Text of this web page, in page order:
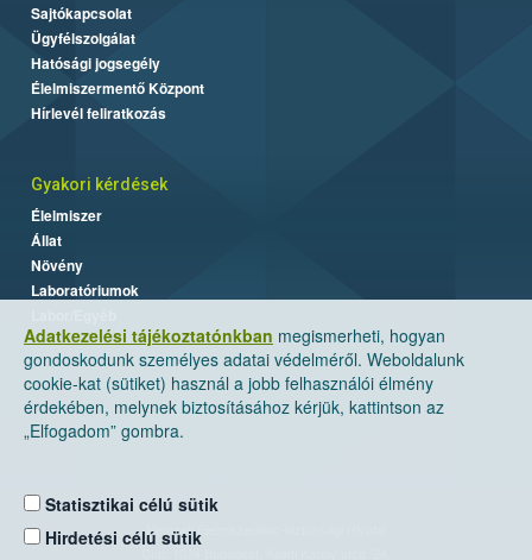
Adatkezelési tájékoztatónkban megismerheti, hogyan
gondoskodunk személyes adatai védelméről. Weboldalunk
cookie-kat (sütiket) használ a jobb felhasználói élmény
érdekében, melynek biztosításához kérjük, kattintson az
„Elfogadom” gombra.
Statisztikai célú sütik
Hirdetési célú sütik
Sajtókapcsolat
Ügyfélszolgálat
Hatósági jogsegély
Élelmiszermentő Központ
Hírlevél feliratkozás
Gyakori kérdések
Élelmiszer
Állat
Növény
Laboratóriumok
Nemzeti Élelmiszerlánc-biztonsági Hivatal